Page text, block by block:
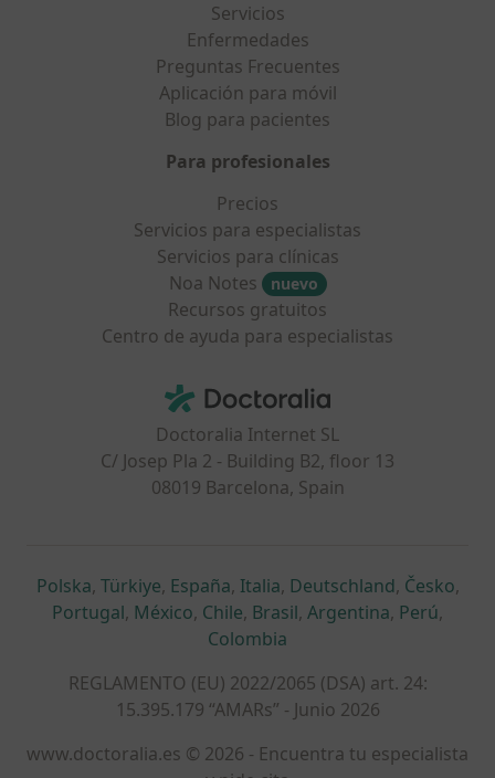
Servicios
Enfermedades
Preguntas Frecuentes
Aplicación para móvil
Blog para pacientes
Para profesionales
Precios
Servicios para especialistas
Servicios para clínicas
Noa Notes
nuevo
Recursos gratuitos
Centro de ayuda para especialistas
Doctoralia - Página de inicio
Doctoralia Internet SL
C/ Josep Pla 2 - Building B2, floor 13
08019 Barcelona, Spain
Polskase abre en una nueva pestaña
, Türkiyese abre en una nueva pestaña
, Españase abre en una nueva pestaña
, Italiase abre en una nueva
, Deutschlandse abre en
, Českose
,
Portugalse abre en una nueva pestaña
, Méxicose abre en una nueva pestaña
, Chilese abre en una nueva pestaña
, Brasilse abre en una nueva
, Argentinase abre en
, Perúse
,
Colombia
REGLAMENTO (EU) 2022/2065 (DSA) art. 24:
15.395.179 “AMARs” - Junio 2026
www.doctoralia.es © 2026 - Encuentra tu especialista